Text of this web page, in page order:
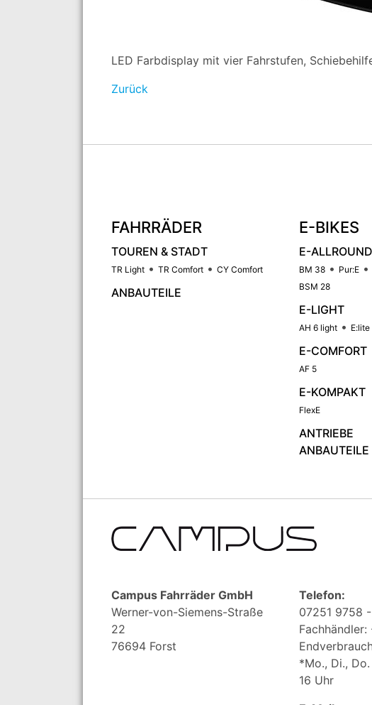
LED Farbdisplay mit vier Fahrstufen,
Zurück
FAHRRÄDER
TOUREN & STADT
TR Light TR Comfort CY Comfort
ANBAUTEILE
E-BIKES
E-ALLROUND
BM 38 Pur:E
BSM 28
E-LIGHT
AH 6 light E:lite
E-COMFORT
AF 5
E-KOMPAKT
FlexE
ANTRIEBE
ANBAUTEILE
Campus Fahrräder GmbH
Werner-von-Siemens-Straße
22
76694 Forst
Telefon:
07251 9758 -
Fachhändler:
*Mo., Di.,
16 Uhr